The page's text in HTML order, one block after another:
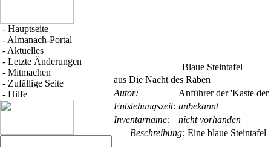
- Hauptseite
- Almanach-Portal
- Aktuelles
- Letzte Änderungen
- Mitmachen
- Zufällige Seite
- Hilfe
Blaue Steintafel
aus Die Nacht des Raben
Autor:
Anführer der 'Kaste der
Entsteh­ungs­zeit: unbekannt
Inventar­name:
nicht vorhanden
Beschreibung: Eine blaue Steintafel